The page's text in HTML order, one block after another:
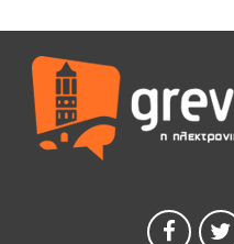
Θερινό Σινεμά στο πλαίσιο
Καλοκαιριού 2026» με την
Ανάσες».
5 Αυγούστου 2026
5 Αυγούστου 2026